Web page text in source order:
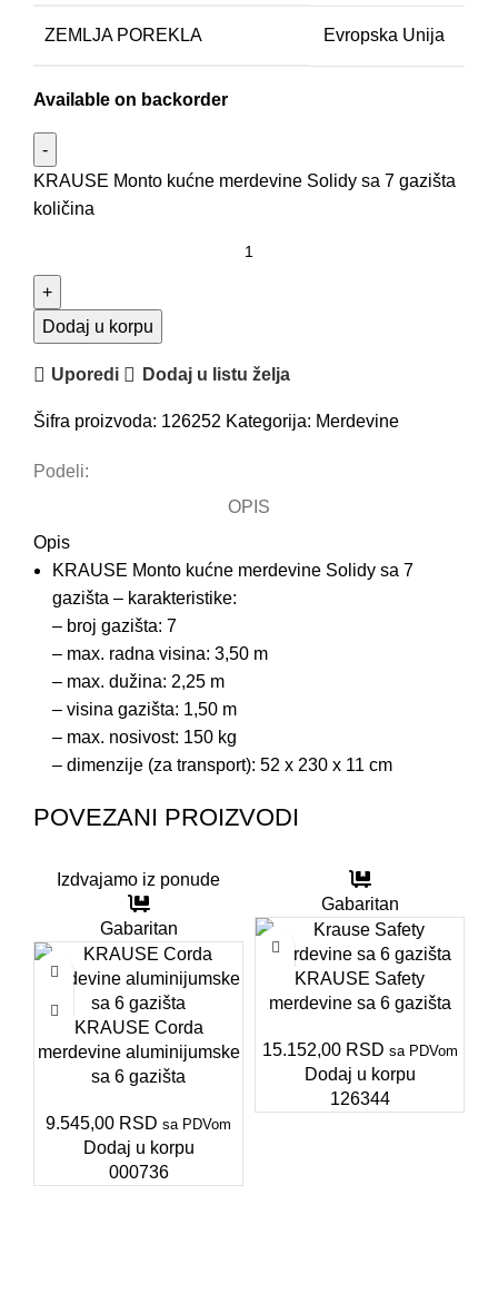
ZEMLJA POREKLA Evropska Unija
Available on backorder
KRAUSE Monto kućne merdevine Solidy sa 7 gazišta
količina
Dodaj u korpu
Uporedi Dodaj u listu želja
Šifra proizvoda: 126252 Kategorija: Merdevine
Podeli:
OPIS
Opis
KRAUSE Monto kućne merdevine Solidy sa 7
gazišta – karakteristike:
– broj gazišta: 7
– max. radna visina: 3,50 m
– max. dužina: 2,25 m
– visina gazišta: 1,50 m
– max. nosivost: 150 kg
– dimenzije (za transport): 52 x 230 x 11 cm
POVEZANI PROIZVODI
Izdvajamo iz ponude
Gabaritan
KRAUSE Corda
merdevine aluminijumske
sa 6 gazišta
9.545,00 RSD sa PDVom
Dodaj u korpu
000736
Gabaritan
KRAUSE Safety
merdevine sa 6 gazišta
15.152,00 RSD sa PDVom
Dodaj u korpu
126344